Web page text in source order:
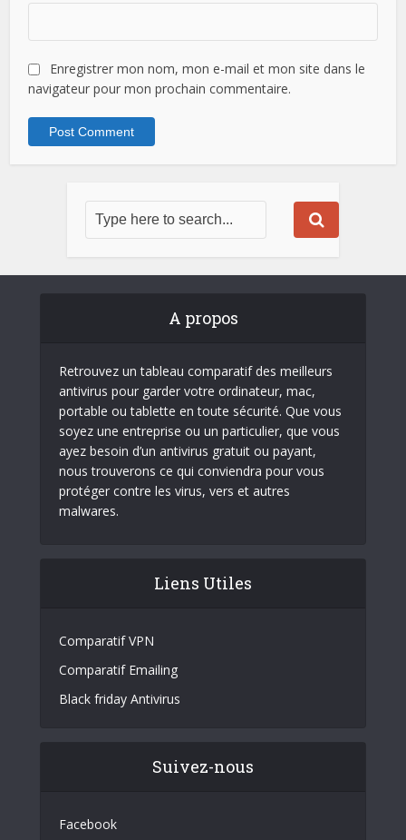
Enregistrer mon nom, mon e-mail et mon site dans le
navigateur pour mon prochain commentaire.
A propos
Retrouvez un tableau comparatif des meilleurs
antivirus pour garder votre ordinateur, mac,
portable ou tablette en toute sécurité. Que vous
soyez une entreprise ou un particulier, que vous
ayez besoin d’un antivirus gratuit ou payant,
nous trouverons ce qui conviendra pour vous
protéger contre les virus, vers et autres
malwares.
Liens Utiles
Comparatif VPN
Comparatif Emailing
Black friday Antivirus
Suivez-nous
Facebook